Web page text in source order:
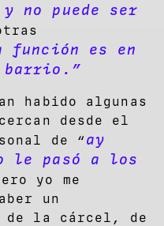
no puede ser
es en
barrio.”
habido algunas
desde el
de “ ay
le pasó a los
yo me
un
de la cárcel, de